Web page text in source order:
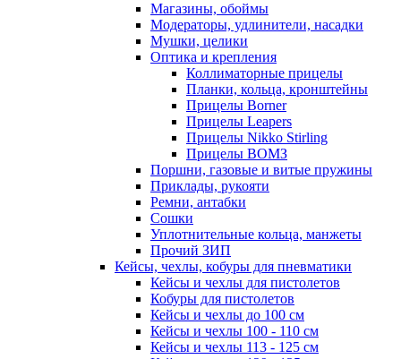
Магазины, обоймы
Модераторы, удлинители, насадки
Мушки, целики
Оптика и крепления
Коллиматорные прицелы
Планки, кольца, кронштейны
Прицелы Borner
Прицелы Leapers
Прицелы Nikko Stirling
Прицелы ВОМЗ
Поршни, газовые и витые пружины
Приклады, рукояти
Ремни, антабки
Сошки
Уплотнительные кольца, манжеты
Прочий ЗИП
Кейсы, чехлы, кобуры для пневматики
Кейсы и чехлы для пистолетов
Кобуры для пистолетов
Кейсы и чехлы до 100 см
Кейсы и чехлы 100 - 110 см
Кейсы и чехлы 113 - 125 см